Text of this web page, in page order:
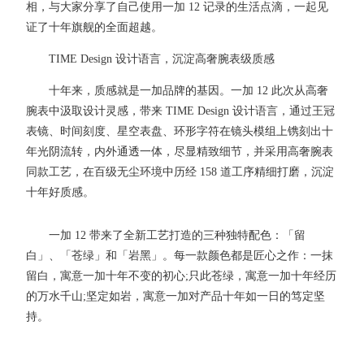
相，与大家分享了自己使用一加 12 记录的生活点滴，一起见
证了十年旗舰的全面超越。
TIME Design 设计语言，沉淀高奢腕表级质感
十年来，质感就是一加品牌的基因。一加 12 此次从高奢
腕表中汲取设计灵感，带来 TIME Design 设计语言，通过王冠
表镜、时间刻度、星空表盘、环形字符在镜头模组上镌刻出十
年光阴流转，内外通透一体，尽显精致细节，并采用高奢腕表
同款工艺，在百级无尘环境中历经 158 道工序精细打磨，沉淀
十年好质感。
一加 12 带来了全新工艺打造的三种独特配色：「留
白」、「苍绿」和「岩黑」。每一款颜色都是匠心之作：一抹
留白，寓意一加十年不变的初心;只此苍绿，寓意一加十年经历
的万水千山;坚定如岩，寓意一加对产品十年如一日的笃定坚
持。